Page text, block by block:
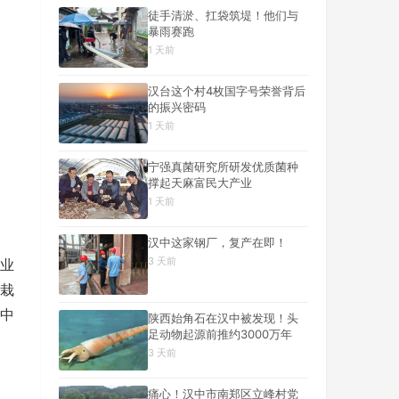
徒手清淤、扛袋筑堤！他们与
暴雨赛跑
1 天前
汉台这个村4枚国字号荣誉背后
的振兴密码
1 天前
宁强真菌研究所研发优质菌种
撑起天麻富民大产业
1 天前
汉中这家钢厂，复产在即！
3 天前
陕西始角石在汉中被发现！头
足动物起源前推约3000万年
3 天前
痛心！汉中市南郑区立峰村党